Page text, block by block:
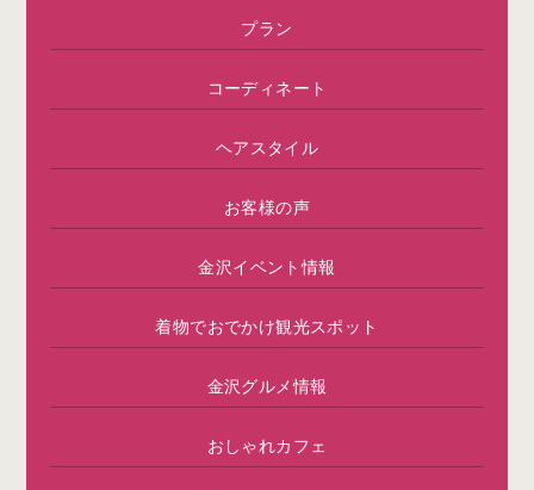
プラン
コーディネート
ヘアスタイル
お客様の声
金沢イベント情報
着物でおでかけ観光スポット
金沢グルメ情報
おしゃれカフェ